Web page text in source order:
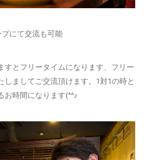
にて交流も可能
すとフリータイムになります、フリー
しましてご交流頂けます。1対1の時と
お時間になります(^^♪